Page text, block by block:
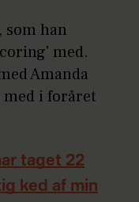
som han
med.
Amanda
med i foråret
taget 22
ked af min